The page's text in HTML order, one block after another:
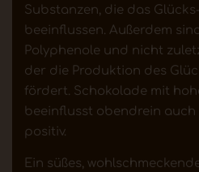
Substanzen, die das
beeinflussen. Außerdem
Polyphenole und nicht
der die Produktion des
fördert. Schokolade mit
beeinflusst obendrein
positiv.
Ein süßes,